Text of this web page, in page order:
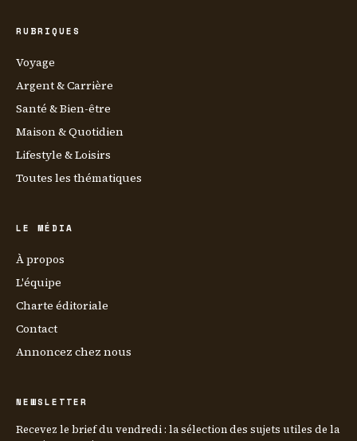
RUBRIQUES
Voyage
Argent & Carrière
Santé & Bien-être
Maison & Quotidien
Lifestyle & Loisirs
Toutes les thématiques
LE MÉDIA
À propos
L'équipe
Charte éditoriale
Contact
Annoncez chez nous
NEWSLETTER
Recevez le brief du vendredi : la sélection des sujets utiles de la